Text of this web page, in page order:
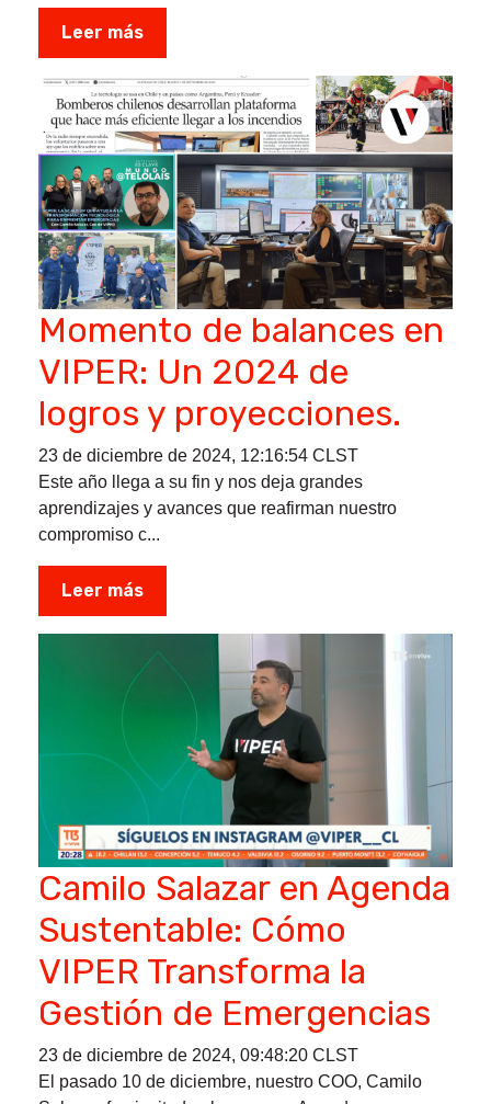
Leer más
Momento de balances en
VIPER: Un 2024 de
logros y proyecciones.
23 de diciembre de 2024, 12:16:54 CLST
Este año llega a su fin y nos deja grandes
aprendizajes y avances que reafirman nuestro
compromiso c...
Leer más
Camilo Salazar en Agenda
Sustentable: Cómo
VIPER Transforma la
Gestión de Emergencias
23 de diciembre de 2024, 09:48:20 CLST
El pasado 10 de diciembre, nuestro COO, Camilo